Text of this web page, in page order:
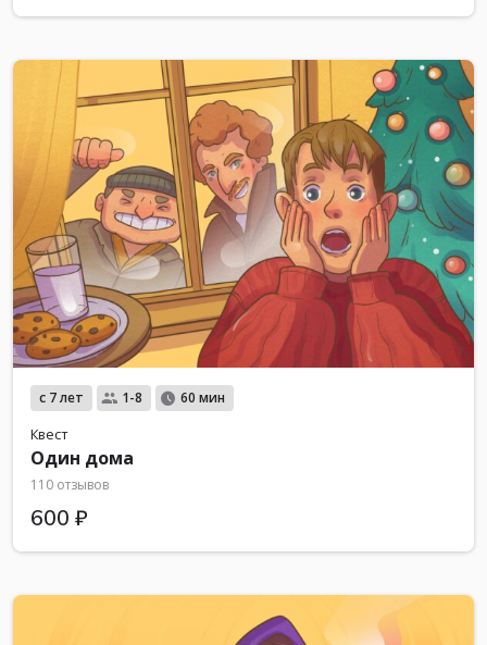
с 7 лет 1-8 60 мин
Квест
Один дома
110 отзывов
600 ₽